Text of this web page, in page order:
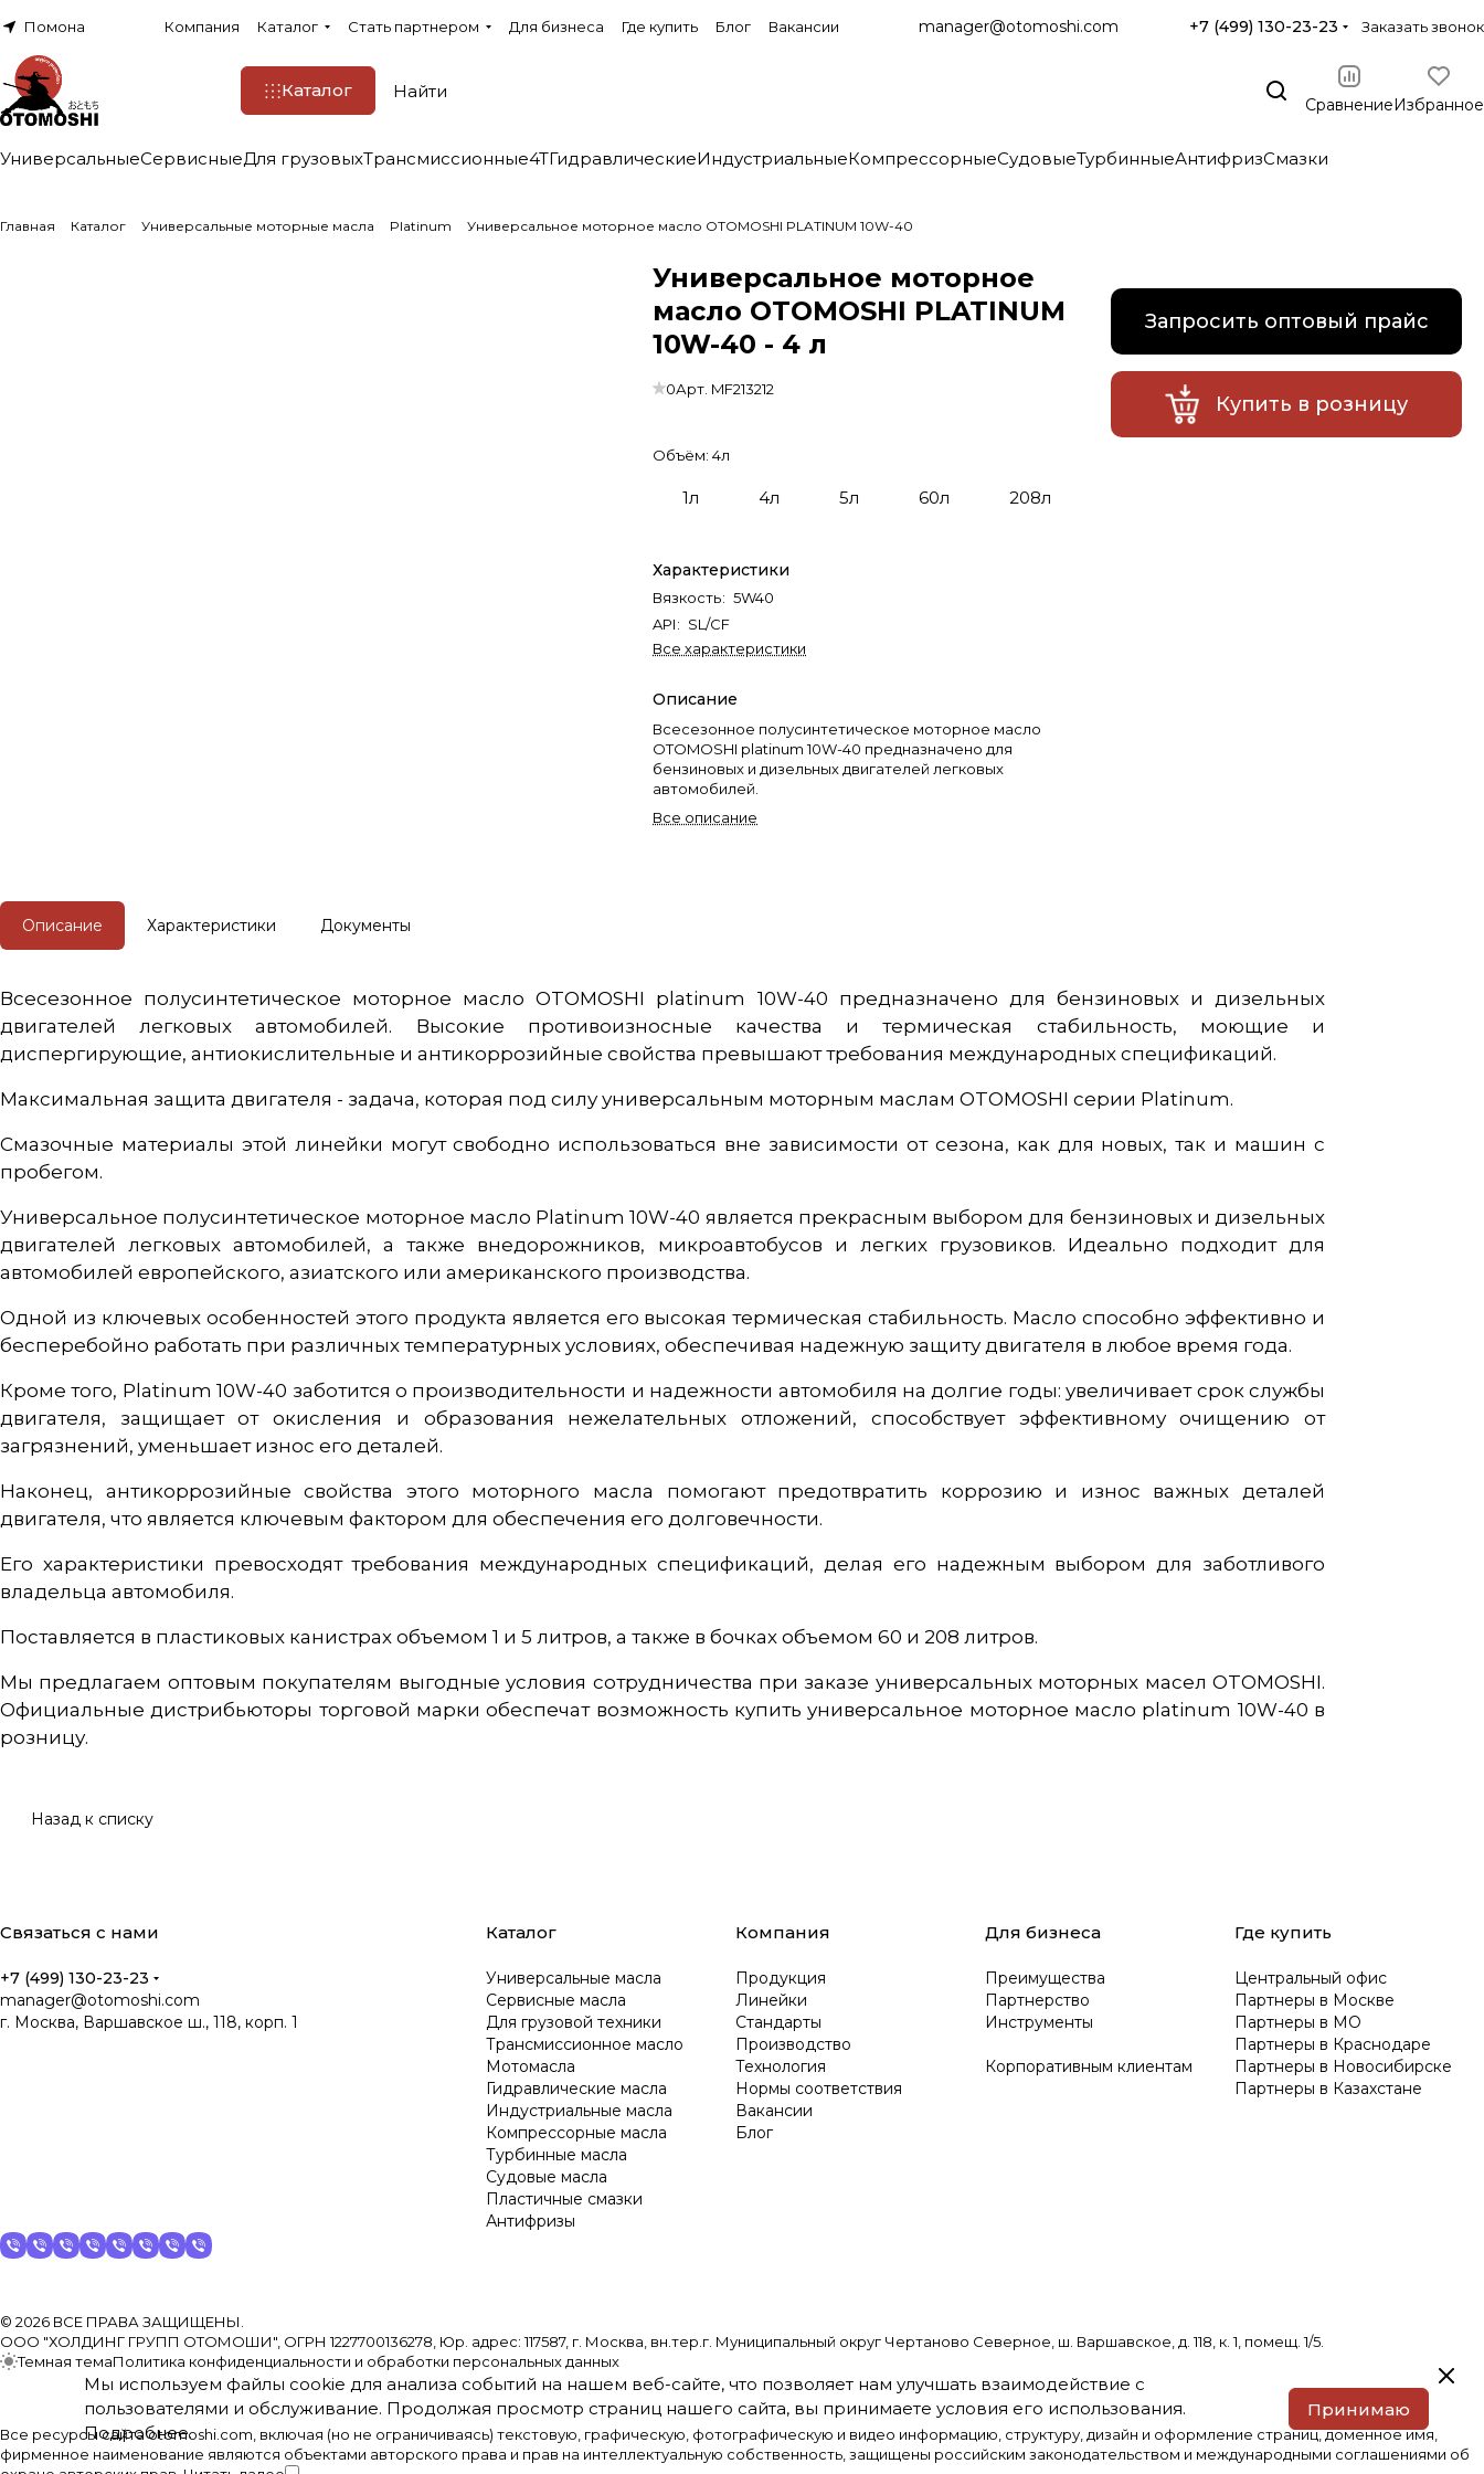
Помона Компания Каталог Стать партнером Для бизнеса Где купить Блог Вакансии manager@otomoshi.com +7 (499) 130-23-23 Заказать звонок
Каталог
СравнениеИзбранное
УниверсальныеСервисныеДля грузовыхТрансмиссионные4TГидравлическиеИндустриальныеКомпрессорныеСудовыеТурбинныеАнтифризСмазки
Главная Каталог Универсальные моторные масла Platinum Универсальное моторное масло OTOMOSHI PLATINUM 10W-40
Универсальное моторное
масло OTOMOSHI PLATINUM
10W-40 - 4 л
0Арт. MF213212
Объём:4л
1л 4л 5л 60л 208л
Характеристики
Вязкость: 5W40
API: SL/CF
Все характеристики
Описание
Всесезонное полусинтетическое моторное масло
OTOMOSHI platinum 10W-40 предназначено для
бензиновых и дизельных двигателей легковых
автомобилей.
Все описание
Запросить оптовый прайс
Купить в розницу
Описание Характеристики Документы
Всесезонное полусинтетическое моторное масло OTOMOSHI platinum 10W-40 предназначено для бензиновых и дизельных
двигателей легковых автомобилей. Высокие противоизносные качества и термическая стабильность, моющие и
диспергирующие, антиокислительные и антикоррозийные свойства превышают требования международных спецификаций.
Максимальная защита двигателя - задача, которая под силу универсальным моторным маслам OTOMOSHI серии Platinum.
Смазочные материалы этой линейки могут свободно использоваться вне зависимости от сезона, как для новых, так и машин с
пробегом.
Универсальное полусинтетическое моторное масло Platinum 10W-40 является прекрасным выбором для бензиновых и дизельных
двигателей легковых автомобилей, а также внедорожников, микроавтобусов и легких грузовиков. Идеально подходит для
автомобилей европейского, азиатского или американского производства.
Одной из ключевых особенностей этого продукта является его высокая термическая стабильность. Масло способно эффективно и
бесперебойно работать при различных температурных условиях, обеспечивая надежную защиту двигателя в любое время года.
Кроме того, Platinum 10W-40 заботится о производительности и надежности автомобиля на долгие годы: увеличивает срок службы
двигателя, защищает от окисления и образования нежелательных отложений, способствует эффективному очищению от
загрязнений, уменьшает износ его деталей.
Наконец, антикоррозийные свойства этого моторного масла помогают предотвратить коррозию и износ важных деталей
двигателя, что является ключевым фактором для обеспечения его долговечности.
Его характеристики превосходят требования международных спецификаций, делая его надежным выбором для заботливого
владельца автомобиля.
Поставляется в пластиковых канистрах объемом 1 и 5 литров, а также в бочках объемом 60 и 208 литров.
Мы предлагаем оптовым покупателям выгодные условия сотрудничества при заказе универсальных моторных масел OTOMOSHI.
Официальные дистрибьюторы торговой марки обеспечат возможность купить универсальное моторное масло platinum 10W-40 в
розницу.
Назад к списку
Связаться с нами
+7 (499) 130-23-23
manager@otomoshi.com
г. Москва, Варшавское ш., 118, корп. 1
Каталог
Универсальные масла
Сервисные масла
Для грузовой техники
Трансмиссионное масло
Мотомасла
Гидравлические масла
Индустриальные масла
Компрессорные масла
Турбинные масла
Судовые масла
Пластичные смазки
Антифризы
Компания
Продукция
Линейки
Стандарты
Производство
Технология
Нормы соответствия
Вакансии
Блог
Для бизнеса
Преимущества
Партнерство
Инструменты
Корпоративным клиентам
Где купить
Центральный офис
Партнеры в Москве
Партнеры в МО
Партнеры в Краснодаре
Партнеры в Новосибирске
Партнеры в Казахстане
© 2026 ВСЕ ПРАВА ЗАЩИЩЕНЫ.
ООО "ХОЛДИНГ ГРУПП ОТОМОШИ", ОГРН 1227700136278, Юр. адрес: 117587, г. Москва, вн.тер.г. Муниципальный округ Чертаново Северное, ш. Варшавское, д. 118, к. 1, помещ. 1/5.
Темная темаПолитика конфиденциальности и обработки персональных данных
Все ресурсы сайта otomoshi.com, включая (но не ограничиваясь) текстовую, графическую, фотографическую и видео информацию, структуру, дизайн и оформление страниц, доменное имя,
фирменное наименование являются объектами авторского права и прав на интеллектуальную собственность, защищены российским законодательством и международными соглашениями об
Мы используем файлы cookie для анализа событий на нашем веб-сайте, что позволяет нам улучшать взаимодействие с
пользователями и обслуживание. Продолжая просмотр страниц нашего сайта, вы принимаете условия его использования.
Подробнее.
Принимаю